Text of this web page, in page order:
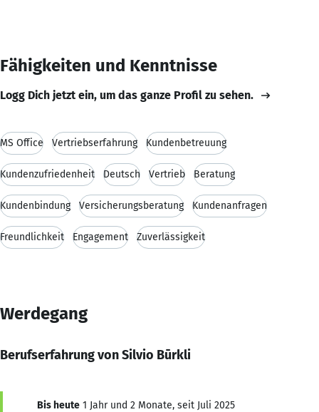
Fähigkeiten und Kenntnisse
Logg Dich jetzt ein, um das ganze Profil zu sehen.
MS Office Vertriebserfahrung Kundenbetreuung
Kundenzufriedenheit Deutsch Vertrieb Beratung
Kundenbindung Versicherungsberatung Kundenanfragen
Freundlichkeit Engagement Zuverlässigkeit
Werdegang
Berufserfahrung von Silvio Būrkli
Bis heute 1 Jahr und 2 Monate, seit Juli 2025